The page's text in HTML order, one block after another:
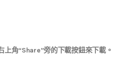
角“Share”旁的下載按鈕來下載。